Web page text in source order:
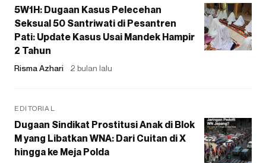
5W1H: Dugaan Kasus Pelecehan
Seksual 50 Santriwati di Pesantren
Pati: Update Kasus Usai Mandek Hampir
2 Tahun
Risma Azhari 2 bulan lalu
EDITORIAL
Dugaan Sindikat Prostitusi Anak di Blok
M yang Libatkan WNA: Dari Cuitan di X
hingga ke Meja Polda